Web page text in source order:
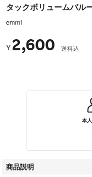
タックボリュームバル
emmi
¥ 2,600 送料込
本
商品説明